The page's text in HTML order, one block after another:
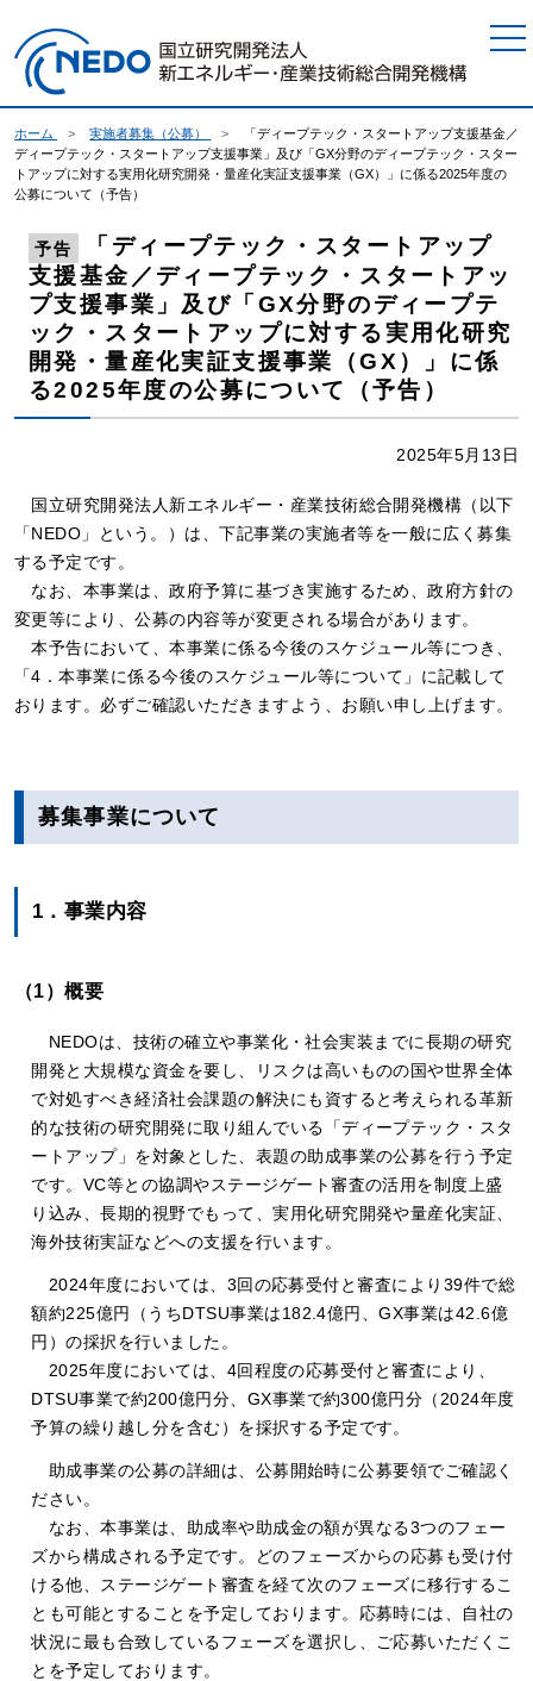
ホーム 実施者募集（公募）
「ディープテック・スタートアップ支援基金／
ディープテック・スタートアップ支援事業」及び「GX分野のディープテック・スター
トアップに対する実用化研究開発・量産化実証支援事業（GX）」に係る2025年度の
公募について（予告）
予告
「ディープテック・スタートアップ
支援基金／ディープテック・スタートアッ
プ支援事業」及び「GX分野のディープテ
ック・スタートアップに対する実用化研究
開発・量産化実証支援事業（GX）」に係
る2025年度の公募について（予告）
2025年5月13日
国立研究開発法人新エネルギー・産業技術総合開発機構（以下
「NEDO」という。）は、下記事業の実施者等を一般に広く募集
する予定です。
なお、本事業は、政府予算に基づき実施するため、政府方針の
変更等により、公募の内容等が変更される場合があります。
本予告において、本事業に係る今後のスケジュール等につき、
「4．本事業に係る今後のスケジュール等について」に記載して
おります。必ずご確認いただきますよう、お願い申し上げます。
募集事業について
1．事業内容
（1）概要
NEDOは、技術の確立や事業化・社会実装までに長期の研究
開発と大規模な資金を要し、リスクは高いものの国や世界全体
で対処すべき経済社会課題の解決にも資すると考えられる革新
的な技術の研究開発に取り組んでいる「ディープテック・スタ
ートアップ」を対象とした、表題の助成事業の公募を行う予定
です。VC等との協調やステージゲート審査の活用を制度上盛
り込み、長期的視野でもって、実用化研究開発や量産化実証、
海外技術実証などへの支援を行います。
2024年度においては、3回の応募受付と審査により39件で総
額約225億円（うちDTSU事業は182.4億円、GX事業は42.6億
円）の採択を行いました。
2025年度においては、4回程度の応募受付と審査により、
DTSU事業で約200億円分、GX事業で約300億円分（2024年度
予算の繰り越し分を含む）を採択する予定です。
助成事業の公募の詳細は、公募開始時に公募要領でご確認く
ださい。
なお、本事業は、助成率や助成金の額が異なる3つのフェー
ズから構成される予定です。どのフェーズからの応募も受け付
ける他、ステージゲート審査を経て次のフェーズに移行するこ
とも可能とすることを予定しております。応募時には、自社の
状況に最も合致しているフェーズを選択し、ご応募いただくこ
とを予定しております。